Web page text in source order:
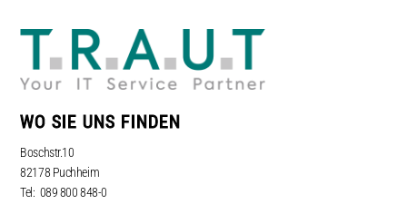
WO SIE UNS FINDEN
Boschstr.10
82178 Puchheim
Tel: 089 800 848-0